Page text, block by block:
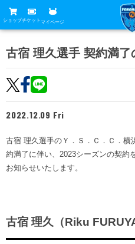
ショップチケット マイページ
グッズ
ホームタウン
トップチーム
クラブ
メディア
試合
試合日程
チケット
席種・価格表
ニッパツシート
観戦ガイド
試合会場アクセス
観戦ルール・マナー
クラブ概要
ファン
古宿 理久選手 契約満了
2022.12.09 Fri
古宿 理久選手のＹ．Ｓ．Ｃ．Ｃ．横
約満了に伴い、2023シーズンの契約
お知らせいたします。
古宿 理久（Riku